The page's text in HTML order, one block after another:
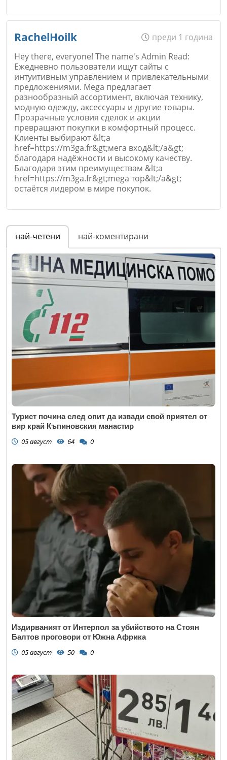
Email
Коментар*
Откажи
RachelHoilk
преди 1 година
Hey there, everyone! The name's Admin Read:
Ежедневно пользователи ищут сайты с
интуитивным управлением и привлекательными
предложениями. Mega предлагает
разнообразный ассортимент, включая технику,
модную одежду, аксессуары и другие товары.
Прозрачные условия сделок и акции
превращают покупки в комфортный процесс.
Клиенты выбирают &lt;a
href=https://m3ga.fr&gt;мега вход&lt;/a&gt;
благодаря надёжности и высокому качеству.
Благодаря этим преимуществам &lt;a
href=https://m3ga.fr&gt;mega тор&lt;/a&gt;
остаётся лидером в мире покупок.
Име*
Email
Коментар*
най-четени най-коментирани
Турист почина след опит да извади свой приятел от
вир край Къпиновския манастир
05 август 64 0
Издирваният от Интерпол за убийството на Стоян
Балтов проговори от Южна Африка
05 август 50 0